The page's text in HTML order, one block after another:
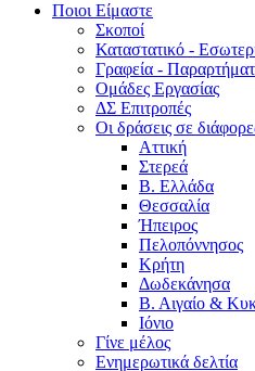
Ποιοι Είμαστε
Σκοποί
Καταστατικό -
Γραφεία -
Ομάδες Εργασίας
ΔΣ Επιτροπές
Οι δράσεις σε
Αττική
Στερεά
Β. Ελλάδα
Θεσσαλία
Ήπειρος
Πελοπόννησος
Κρήτη
Δωδεκάνησα
Β. Αιγαίο &
Ιόνιο
Γίνε μέλος
Ενημερωτικά δελτία